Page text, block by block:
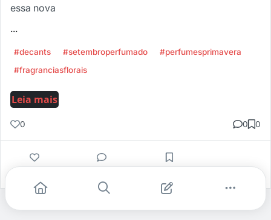
essa nova
...
#decants #setembroperfumado
#perfumesprimavera
#fragranciasflorais
Leia mais
0 0 0
Gostei Comentar Salvar